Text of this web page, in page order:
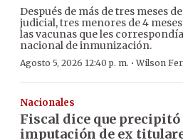
Después de más de tres meses
judicial, tres menores de 4
las vacunas que les
nacional de inmunización.
Agosto 5, 2026 12:40 p. m. ·Wilson
Nacionales
Fiscal dice que precipitó
imputación de ex